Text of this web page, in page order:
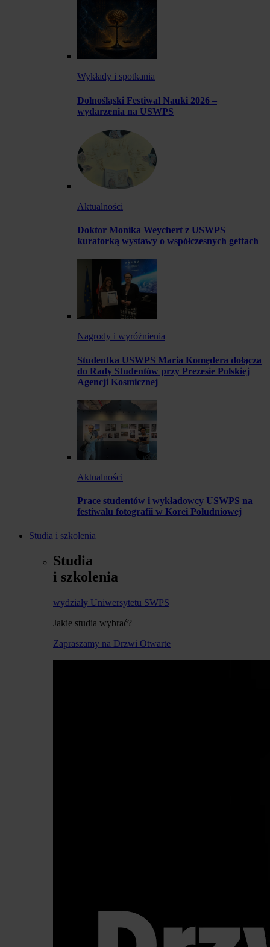
Wykłady i spotkania
Dolnośląski Festiwal Nauki 2026 –
wydarzenia na USWPS
Aktualności
Doktor Monika Weychert z USWPS
kuratorką wystawy o współczesnych gettach
Nagrody i wyróżnienia
Studentka USWPS Maria Komędera dołącza
do Rady Studentów przy Prezesie Polskiej
Agencji Kosmicznej
Aktualności
Prace studentów i wykładowcy USWPS na
festiwalu fotografii w Korei Południowej
Studia i szkolenia
Studia
i szkolenia
wydziały Uniwersytetu SWPS
Jakie studia wybrać?
Zapraszamy na Drzwi Otwarte